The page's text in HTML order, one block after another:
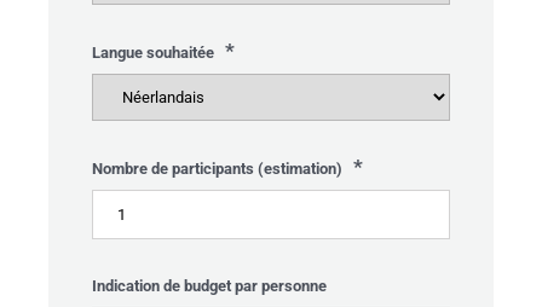
Langue souhaitée *
Nombre de participants (estimation) *
Indication de budget par personne